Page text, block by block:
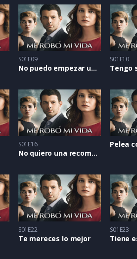
S01E09
No puedo empezar una vida
S01E10
Tengo
S01E16
No quiero una recompensa
S01E22
Te mereces lo mejor
S01E23
Tiene